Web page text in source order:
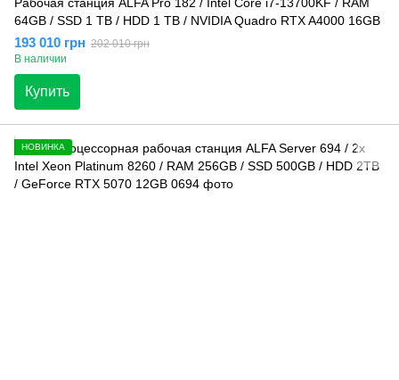
64GB / SSD 1 TB / HDD 1 TB / NVIDIA Quadro RTX A4000 16GB
193 010 грн 202 010 грн
В наличии
Купить
НОВИНКА